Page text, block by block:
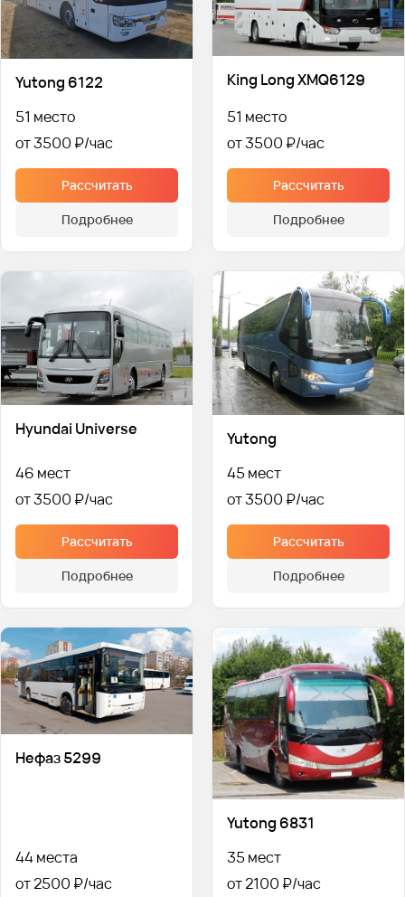
Yutong 6122
51 место
от 3500 ₽
Рассчитать
Подробнее
King Long XMQ6129
51 место
от 3500 ₽
Рассчитать
Подробнее
Hyundai Universe
46 мест
от 3500 ₽
Рассчитать
Подробнее
Yutong
45 мест
от 3500 ₽
Рассчитать
Подробнее
Нефаз 5299
44 места
от 2500 ₽
Yutong 6831
35 мест
от 2100 ₽